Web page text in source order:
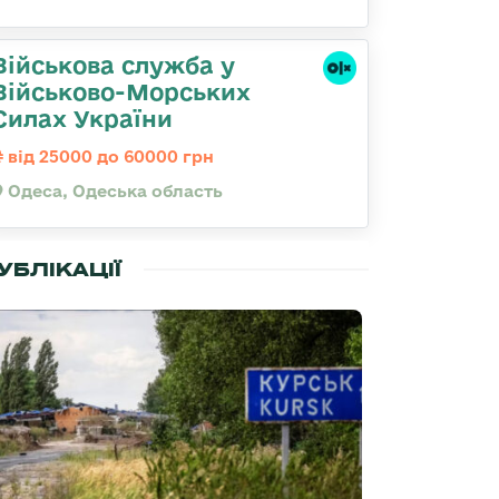
служба у
Морських
України
від 25000 до 60000 грн
Одеса, Одеська область